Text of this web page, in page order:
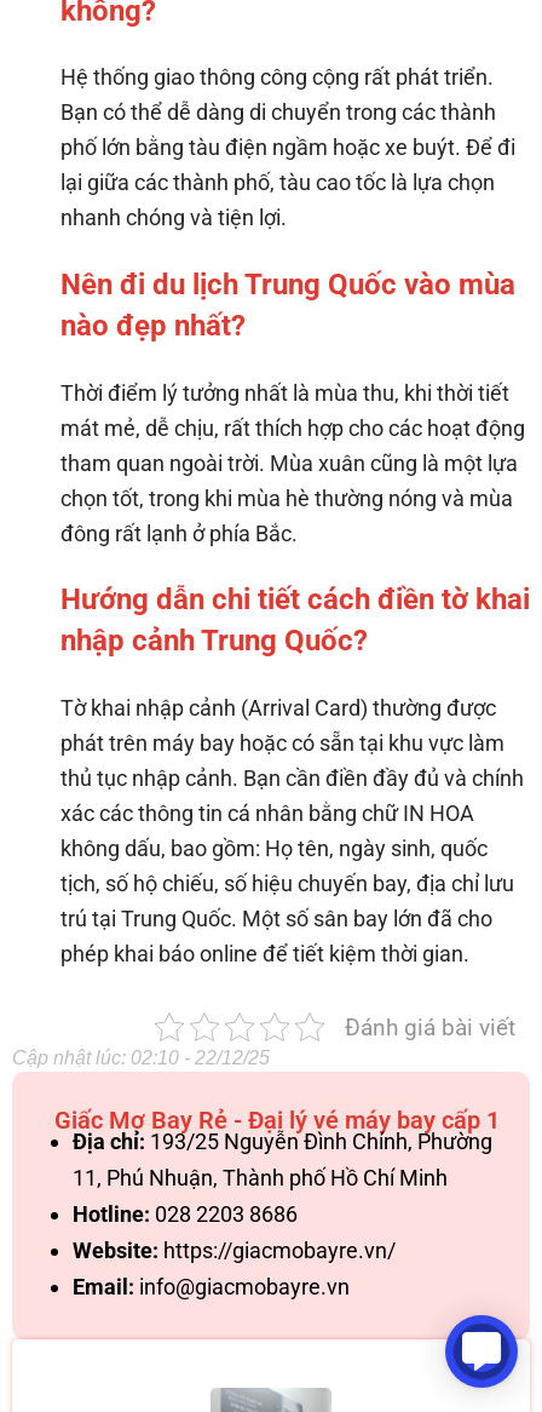
không?
Hệ thống giao thông công cộng rất phát triển.
Bạn có thể dễ dàng di chuyển trong các thành
phố lớn bằng tàu điện ngầm hoặc xe buýt. Để đi
lại giữa các thành phố, tàu cao tốc là lựa chọn
nhanh chóng và tiện lợi.
Nên đi du lịch Trung Quốc vào mùa
nào đẹp nhất?
Thời điểm lý tưởng nhất là mùa thu, khi thời tiết
mát mẻ, dễ chịu, rất thích hợp cho các hoạt động
tham quan ngoài trời. Mùa xuân cũng là một lựa
chọn tốt, trong khi mùa hè thường nóng và mùa
đông rất lạnh ở phía Bắc.
Hướng dẫn chi tiết cách điền tờ khai
nhập cảnh Trung Quốc?
Tờ khai nhập cảnh (Arrival Card) thường được
phát trên máy bay hoặc có sẵn tại khu vực làm
thủ tục nhập cảnh. Bạn cần điền đầy đủ và chính
xác các thông tin cá nhân bằng chữ IN HOA
không dấu, bao gồm: Họ tên, ngày sinh, quốc
tịch, số hộ chiếu, số hiệu chuyến bay, địa chỉ lưu
trú tại Trung Quốc. Một số sân bay lớn đã cho
phép khai báo online để tiết kiệm thời gian.
Đánh giá bài viết
Cập nhật lúc: 02:10 - 22/12/25
Giấc Mơ Bay Rẻ - Đại lý vé máy bay cấp 1
Địa chỉ: 193/25 Nguyễn Đình Chính, Phường
11, Phú Nhuận, Thành phố Hồ Chí Minh
Hotline: 028 2203 8686
Website: https://giacmobayre.vn/
Email: info@giacmobayre.vn